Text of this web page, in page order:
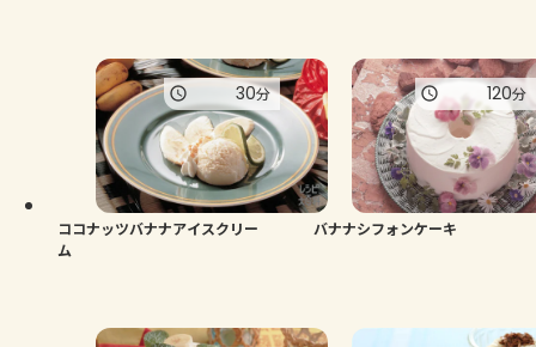
ココナッツバナナアイスクリー
ム
30分
バナナシフォンケーキ
120分